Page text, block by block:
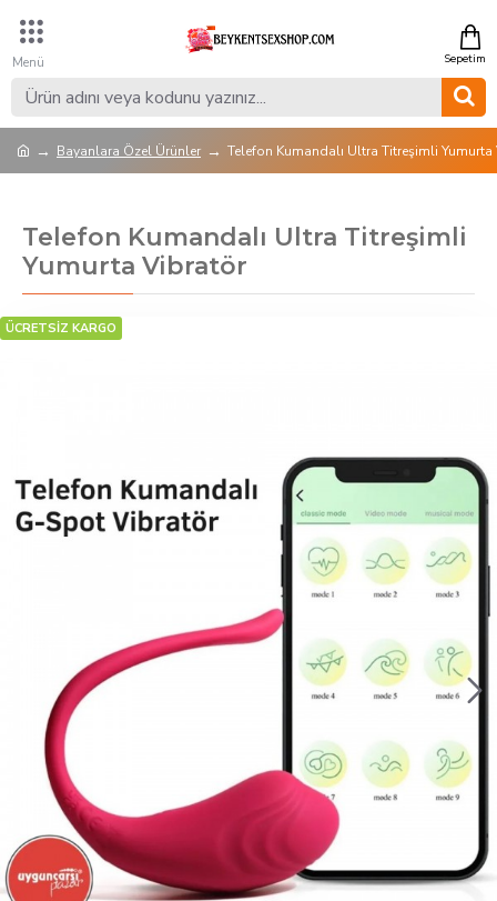
Bayanlara Özel Ürünler Telefon Kumandalı Ultra Titreşimli
Telefon Kumandalı Ultra Titreşimli
Yumurta Vibratör
ÜCRETSİZ KARGO